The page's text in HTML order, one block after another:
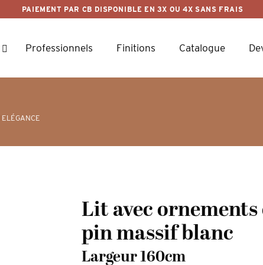
PAIEMENT PAR CB DISPONIBLE EN 3X OU 4X SANS FRAIS
Professionnels Finitions Catalogue
Lit avec
pin massif blanc
Largeur 160cm